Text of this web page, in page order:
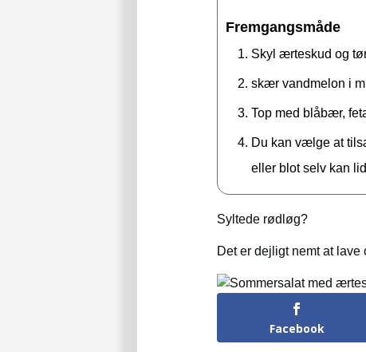
Fremgangsmåde
Skyl ærteskud og
skær vandmelon i
Top med blåbær,
Du kan vælge at
eller blot selv kan
Syltede rødløg?
Det er dejligt nemt at lave
Facebook